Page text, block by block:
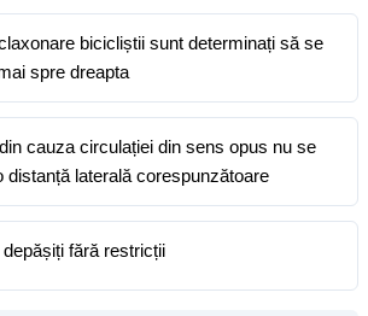
bicicliștii sunt determinați să se
spre dreapta
cauza circulației din sens opus nu se
distanță laterală corespunzătoare
fără restricții